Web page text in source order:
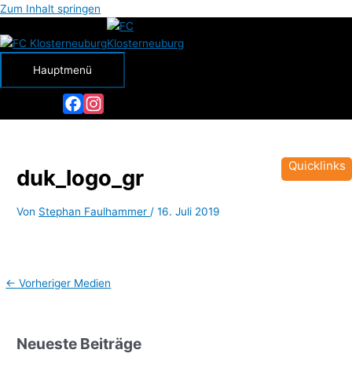
Zum Inhalt springen
Hauptmenü
duk_logo_gr
Von Stephan Faulhammer /16. Juli 2019
← Vorheriger Medien
Neueste Beiträge
Quicklinks